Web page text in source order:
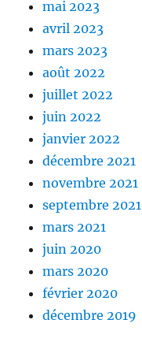
mai 2023
avril 2023
mars 2023
août 2022
juillet 2022
juin 2022
janvier 2022
décembre 2021
novembre 2021
septembre 2021
mars 2021
juin 2020
mars 2020
février 2020
décembre 2019